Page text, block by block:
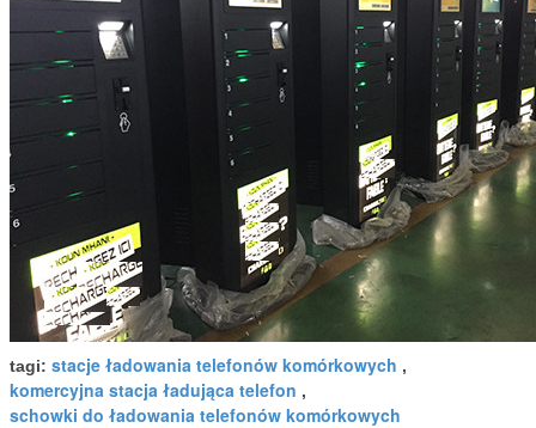
tagi: stacje ładowania telefonów komórkowych ,
komercyjna stacja ładująca telefon ,
schowki do ładowania telefonów komórkowych